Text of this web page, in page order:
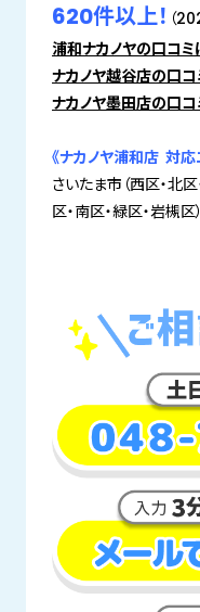
620件以上！ （
浦和ナカノヤの口コミ
ナカノヤ越谷店の口コ
ナカノヤ墨田店の口コ
《ナカノヤ浦和店 対応
さいたま市（西区・北
区・南区・緑区・岩槻